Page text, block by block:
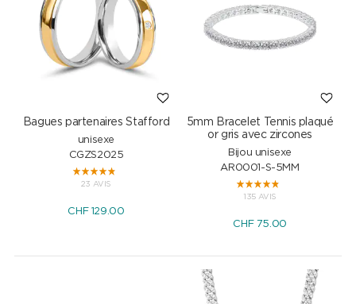
Bagues partenaires Stafford
unisexe
CGZS2025
23 AVIS
CHF129.00
5mm Bracelet Tennis plaqué
or gris avec zircones
Bijou unisexe
AR0001-S-5MM
135 AVIS
CHF75.00